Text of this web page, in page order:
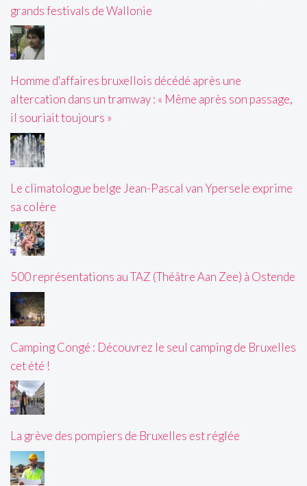
grands festivals de Wallonie
Homme d'affaires bruxellois décédé après une
altercation dans un tramway : « Même après son passage,
il souriait toujours »
Le climatologue belge Jean-Pascal van Ypersele exprime
sa colère
500 représentations au TAZ (Théâtre Aan Zee) à Ostende
Camping Congé : Découvrez le seul camping de Bruxelles
cet été !
La grève des pompiers de Bruxelles est réglée